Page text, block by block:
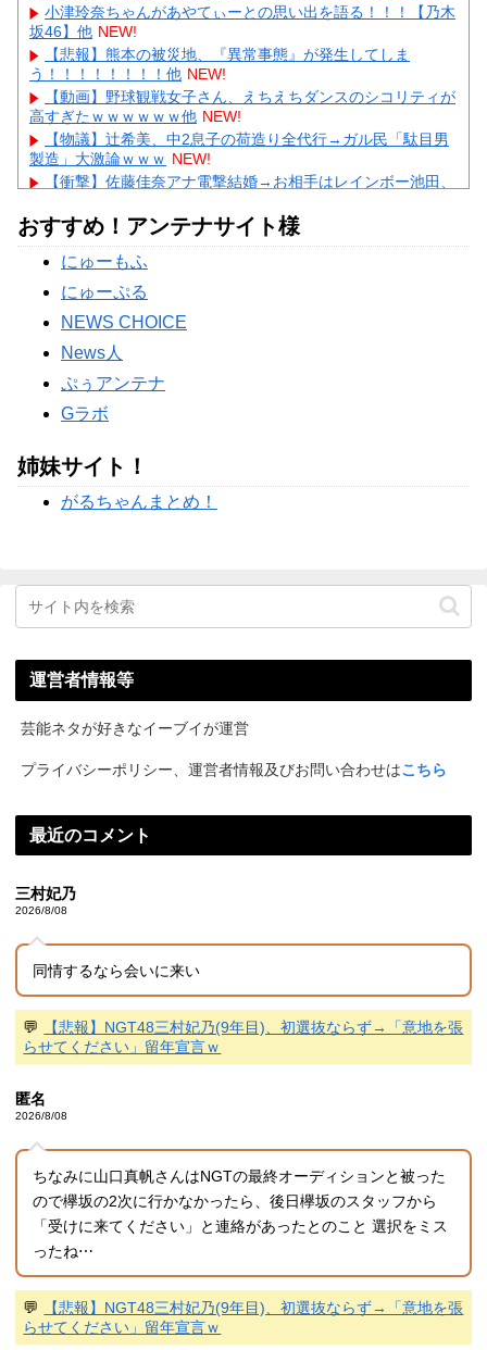
小津玲奈ちゃんがあやてぃーとの思い出を語る！！！【乃木
坂46】他 NEW!
【悲報】熊本の被災地、『異常事態』が発生してしま
う！！！！！！！！他 NEW!
【動画】野球観戦女子さん、えちえちダンスのシコリティが
高すぎたｗｗｗｗｗｗ他 NEW!
【物議】辻希美、中2息子の荷造り全代行→ガル民「駄目男
製造」大激論ｗｗｗ NEW!
【衝撃】佐藤佳奈アナ電撃結婚→お相手はレインボー池田、
【物議】高木美帆、歯列矯正で”別人級”の変化→心ない声に
ガル民ブチギレ擁護ｗｗｗ NEW!
【悲報】彼氏の浮気に激怒→賃貸を椅子でフルボッコにした
女性にガル民総ツッコミｗｗｗ
Powered by livedoor 相互RSS
おすすめ！アンテナサイト様
にゅーもふ
にゅーぷる
NEWS CHOICE
News人
ぷぅアンテナ
Gラボ
姉妹サイト！
がるちゃんまとめ！
運営者情報等
芸能ネタが好きなイーブイが運営
プライバシーポリシー、運営者情報及びお問い合わせはこちら
最近のコメント
三村妃乃
2026/8/08
同情するなら会いに来い
💬
【悲報】NGT48三村妃乃(9年目)、初選抜ならず→「意地を張
らせてください」留年宣言ｗ
匿名
2026/8/08
ちなみに山口真帆さんはNGTの最終オーディションと被った
ので欅坂の2次に行かなかったら、後日欅坂のスタッフから
「受けに来てください」と連絡があったとのこと 選択をミス
ったね⋯
💬
【悲報】NGT48三村妃乃(9年目)、初選抜ならず→「意地を張
らせてください」留年宣言ｗ